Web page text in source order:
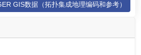
GIS数据（拓扑集成地理编码和参考）